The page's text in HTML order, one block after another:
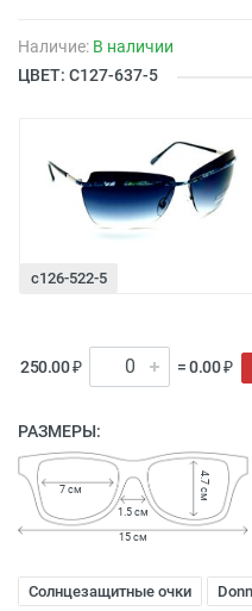
Наличие: В наличии
ЦВЕТ: C127-637-5
c126-522-5
250.00 ₽ = 0.00 ₽
РАЗМЕРЫ:
1.5 см
7 см 4.7 см
15 см
Солнцезащитные очки